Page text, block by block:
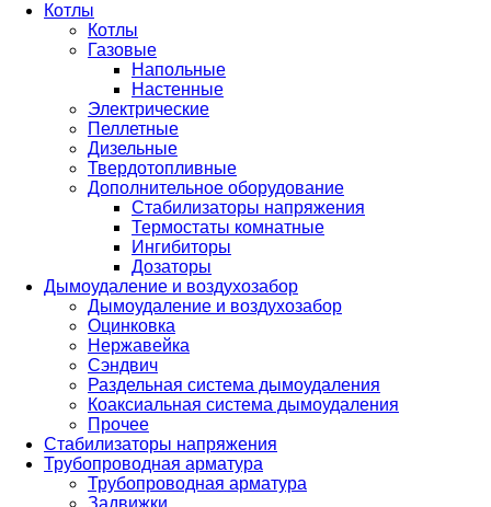
Котлы
Котлы
Газовые
Напольные
Настенные
Электрические
Пеллетные
Дизельные
Твердотопливные
Дополнительное оборудование
Стабилизаторы напряжения
Термостаты комнатные
Ингибиторы
Дозаторы
Дымоудаление и воздухозабор
Дымоудаление и воздухозабор
Оцинковка
Нержавейка
Сэндвич
Раздельная система дымоудаления
Коаксиальная система дымоудаления
Прочее
Стабилизаторы напряжения
Трубопроводная арматура
Трубопроводная арматура